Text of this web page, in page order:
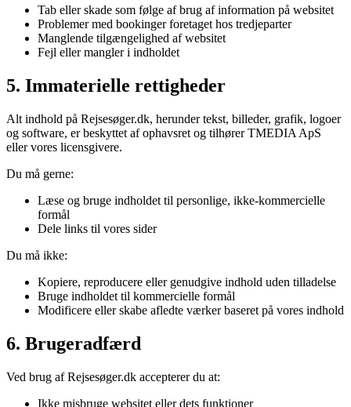
Tab eller skade som følge af brug af information på websitet
Problemer med bookinger foretaget hos tredjeparter
Manglende tilgængelighed af websitet
Fejl eller mangler i indholdet
5. Immaterielle rettigheder
Alt indhold på Rejsesøger.dk, herunder tekst, billeder, grafik, logoer
og software, er beskyttet af ophavsret og tilhører TMEDIA ApS
eller vores licensgivere.
Du må gerne:
Læse og bruge indholdet til personlige, ikke-kommercielle
formål
Dele links til vores sider
Du må ikke:
Kopiere, reproducere eller genudgive indhold uden tilladelse
Bruge indholdet til kommercielle formål
Modificere eller skabe afledte værker baseret på vores indhold
6. Brugeradfærd
Ved brug af Rejsesøger.dk accepterer du at:
Ikke misbruge websitet eller dets funktioner